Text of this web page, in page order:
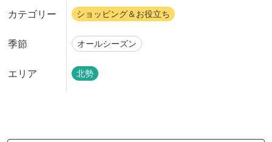
カテゴリー ショッピング＆お役立ち
季節 オールシーズン
エリア 北勢